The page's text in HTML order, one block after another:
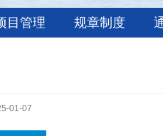
目管理 规章制度
01-07